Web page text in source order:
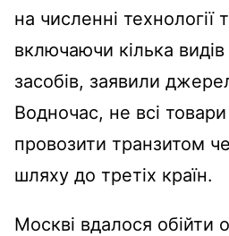
на численні технології
включаючи кілька
засобів, заявили
Водночас, не всі
провозити транзитом
шляху до третіх країн.
Москві вдалося